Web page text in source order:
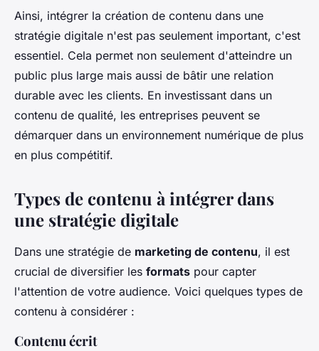
Ainsi, intégrer la création de contenu dans une
stratégie digitale n'est pas seulement important, c'est
essentiel. Cela permet non seulement d'atteindre un
public plus large mais aussi de bâtir une relation
durable avec les clients. En investissant dans un
contenu de qualité, les entreprises peuvent se
démarquer dans un environnement numérique de plus
en plus compétitif.
Types de contenu à intégrer dans
une stratégie digitale
Dans une stratégie de marketing de contenu, il est
crucial de diversifier les formats pour capter
l'attention de votre audience. Voici quelques types de
contenu à considérer :
Contenu écrit